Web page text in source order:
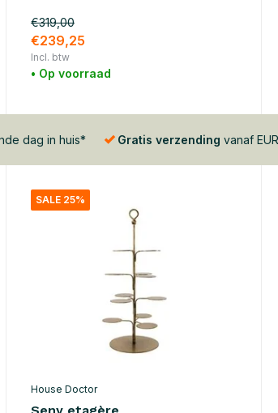
€319,00
€239,25
Incl. btw
• Op voorraad
dag in huis* Gratis verzending vanaf
SALE 25%
House Doctor